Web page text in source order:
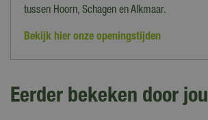
tussen Hoorn, Schagen en Alkmaar.
Bekijk hier onze openingstijden
Eerder bekeken door jou